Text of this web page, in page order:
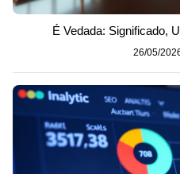
É Vedada: Significado,
26/05/